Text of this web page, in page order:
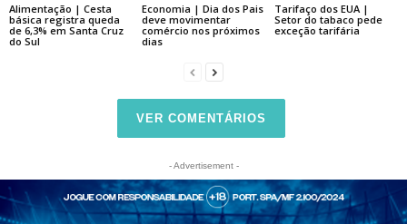
Alimentação | Cesta
básica registra queda
de 6,3% em Santa Cruz
do Sul
Economia | Dia dos Pais
deve movimentar
comércio nos próximos
dias
Tarifaço dos EUA |
Setor do tabaco pede
exceção tarifária
VER COMENTÁRIOS
- Advertisement -